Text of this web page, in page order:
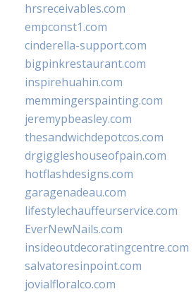
hrsreceivables.com
empconst1.com
cinderella-support.com
bigpinkrestaurant.com
inspirehuahin.com
memmingerspainting.com
jeremypbeasley.com
thesandwichdepotcos.com
drgiggleshouseofpain.com
hotflashdesigns.com
garagenadeau.com
lifestylechauffeurservice.com
EverNewNails.com
insideoutdecoratingcentre.com
salvatoresinpoint.com
jovialfloralco.com